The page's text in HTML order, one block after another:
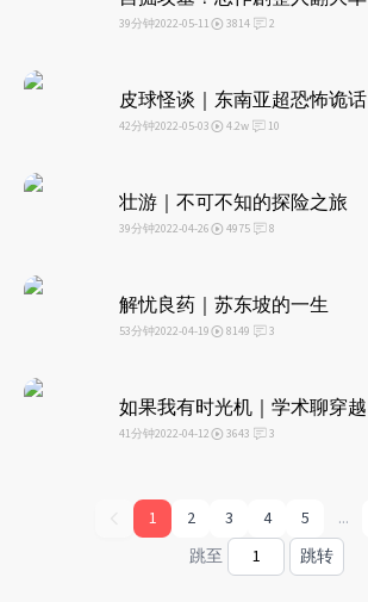
39分钟2022-05-11 3814 2
皮球怪谈｜东南亚超恐怖诡话
42分钟2022-05-03 4.2w 10
壮游｜不可不知的探险之旅
39分钟2022-04-26 4975 8
解忧良药｜苏东坡的一生
53分钟2022-04-19 8149 3
如果我有时光机｜学术聊穿越
41分钟2022-04-12 3643 3
1 2 3 4 5 ...
跳至
跳转